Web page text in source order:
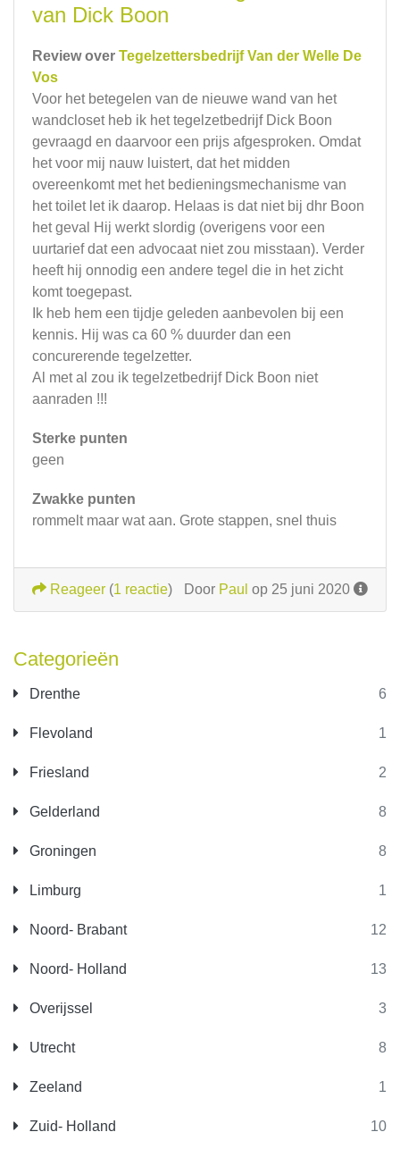
Categorieën
Drenthe 6
Flevoland 1
Friesland 2
Gelderland 8
Groningen 8
Limburg 1
Noord- Brabant 12
Noord- Holland 13
Overijssel 3
Utrecht 8
Zeeland 1
Zuid- Holland 10
van Dick Boon
Review over Tegelzettersbedrijf Van der Welle De
Vos
Voor het betegelen van de nieuwe wand van het
wandcloset heb ik het tegelzetbedrijf Dick Boon
gevraagd en daarvoor een prijs afgesproken. Omdat
het voor mij nauw luistert, dat het midden
overeenkomt met het bedieningsmechanisme van
het toilet let ik daarop. Helaas is dat niet bij dhr Boon
het geval Hij werkt slordig (overigens voor een
uurtarief dat een advocaat niet zou misstaan). Verder
heeft hij onnodig een andere tegel die in het zicht
komt toegepast.
Ik heb hem een tijdje geleden aanbevolen bij een
kennis. Hij was ca 60 % duurder dan een
concurerende tegelzetter.
Al met al zou ik tegelzetbedrijf Dick Boon niet
aanraden !!!
Sterke punten
geen
Zwakke punten
rommelt maar wat aan. Grote stappen, snel thuis
Door Paul op 25 juni 2020
Reageer (1 reactie)